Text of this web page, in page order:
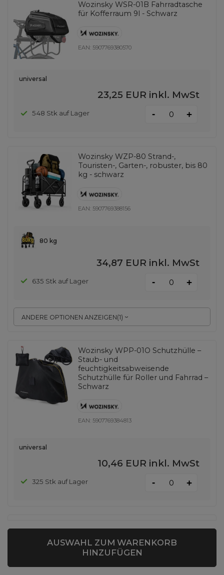
Wozinsky WSR-01B Fahrradtasche
für Kofferraum 9l - Schwarz
EAN: 5907769380570
universal
23,25 EUR inkl. MwSt
548 Stk auf Lager - +
Wozinsky WZP-80 Strand-,
Touristen-, Garten-, robuster, bis 80
kg - schwarz
EAN: 5907769388156
ANDERE OPTIONEN ANZEIGEN(1)
80 kg
34,87 EUR inkl. MwSt
635 Stk auf Lager - +
Wozinsky WPP-01O Schutzhülle –
Staub- und
feuchtigkeitsabweisende
Schutzhülle für Roller und Fahrrad –
Schwarz
EAN: 5907769384813
universal
10,46 EUR inkl. MwSt
325 Stk auf Lager - +
Wozinsky WWK-30 wasserdichte
Tasche für 30l SUP-Kajak - schwarz
AUSWAHL ZUM WARENKORB
HINZUFÜGEN